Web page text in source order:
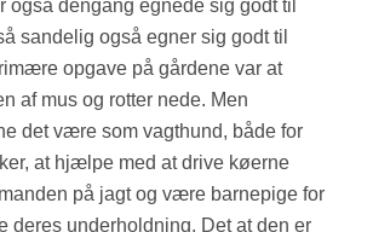
også dengang egnede sig godt til
sandelig også egner sig godt til
opgave på gårdene var at
af mus og rotter nede. Men
det være som vagthund, både for
at hjælpe med at drive køerne
på jagt og være barnepige for
deres underholdning. Det at den er